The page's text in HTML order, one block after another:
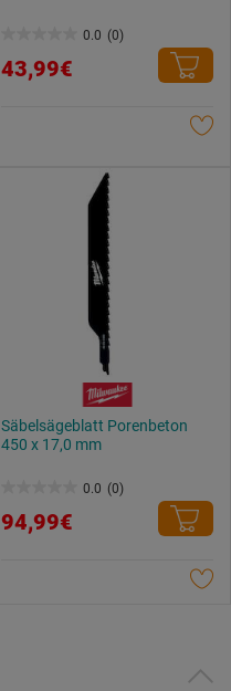
0.0 (0)
von
43,99€
Säbelsägeblatt Porenbeton
450 x 17,0 mm
0.0 (0)
von
94,99€